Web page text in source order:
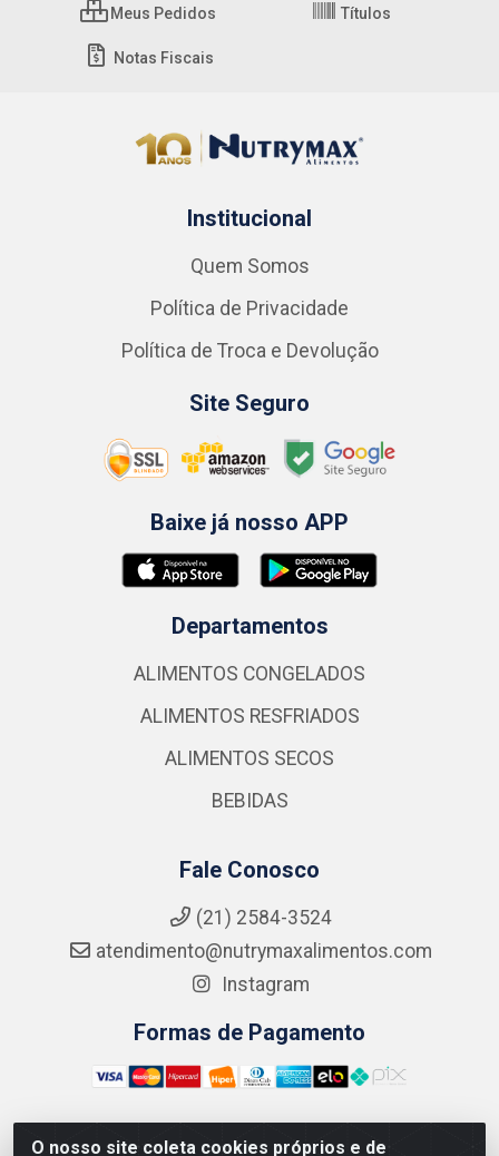
O nosso site coleta cookies próprios e de
Meus Pedidos Títulos
Notas Fiscais
Institucional
Quem Somos
Política de Privacidade
Política de Troca e Devolução
Site Seguro
Baixe já nosso APP
Departamentos
ALIMENTOS CONGELADOS
ALIMENTOS RESFRIADOS
ALIMENTOS SECOS
BEBIDAS
Fale Conosco
(21) 2584-3524
atendimento@nutrymaxalimentos.com
Instagram
Formas de Pagamento